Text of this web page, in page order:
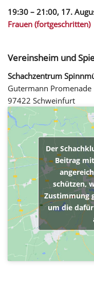
19:30 – 21:00, 17.
Frauen (fortgeschritten)
Vereinsheim und
Schachzentrum
Gutermann Promenade
97422 Schweinfurt
Der
Beitrag
schützen,
Zustimmung
um die